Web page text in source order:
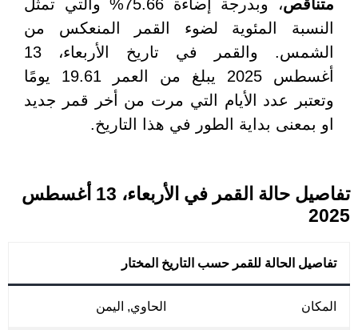
متناقص
، وبدرجة إضاءة 75.66% والتي تمثل
النسبة المئوية لضوء القمر المنعكس من
الشمس. والقمر في تاريخ الأربعاء، 13
أغسطس 2025 يبلغ من العمر 19.61 يومًا
وتعتبر عدد الأيام التي مرت من أخر قمر جديد
او بمعنى بداية الطور في هذا التاريخ.
تفاصيل حالة القمر في الأربعاء، 13 أغسطس
2025
تفاصيل الحالة للقمر حسب التاريخ المختار
المكان الحاوي, اليمن